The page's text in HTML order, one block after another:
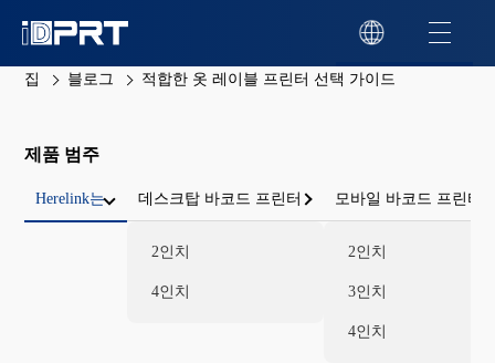
집 블로그 적합한 옷 레이블 프린터 선택 가이드
제품 범주
Herelink는 데스크탑 바코드 프린터
2인치
4인치
모바일 바코드 프린터
2인치
3인치
4인치